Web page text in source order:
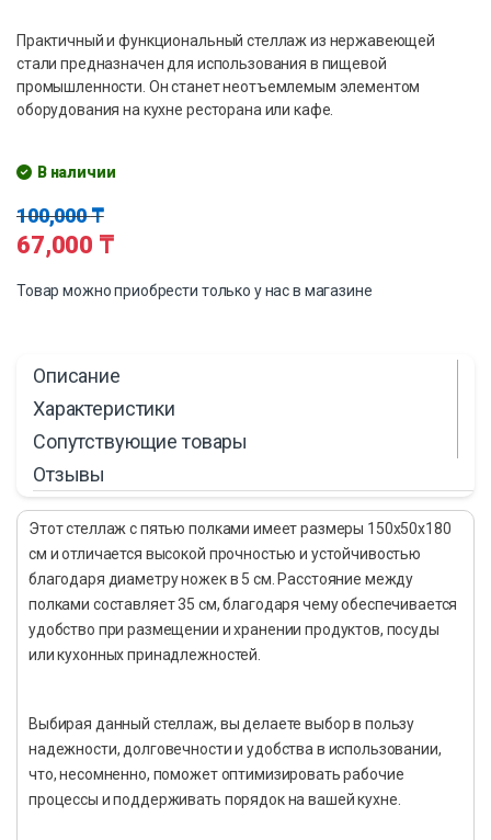
Практичный и функциональный стеллаж из нержавеющей
стали предназначен для использования в пищевой
промышленности. Он станет неотъемлемым элементом
оборудования на кухне ресторана или кафе.
В наличии
100,000₸
67,000 ₸
Товар можно приобрести только у нас в магазине
Описание
Характеристики
Сопутствующие товары
Отзывы
Этот стеллаж с пятью полками имеет размеры 150x50x180
см и отличается высокой прочностью и устойчивостью
благодаря диаметру ножек в 5 см. Расстояние между
полками составляет 35 см, благодаря чему обеспечивается
удобство при размещении и хранении продуктов, посуды
или кухонных принадлежностей.
Выбирая данный стеллаж, вы делаете выбор в пользу
надежности, долговечности и удобства в использовании,
что, несомненно, поможет оптимизировать рабочие
процессы и поддерживать порядок на вашей кухне.